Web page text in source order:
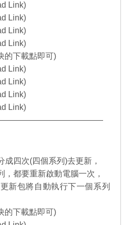
Link)
Link)
Link)
Link)
的下載點即可)
Link)
Link)
Link)
Link)
四次(四個系列)去更新，
，都要重新啟動電腦一次，
新包將自動執行下一個系列
的下載點即可)